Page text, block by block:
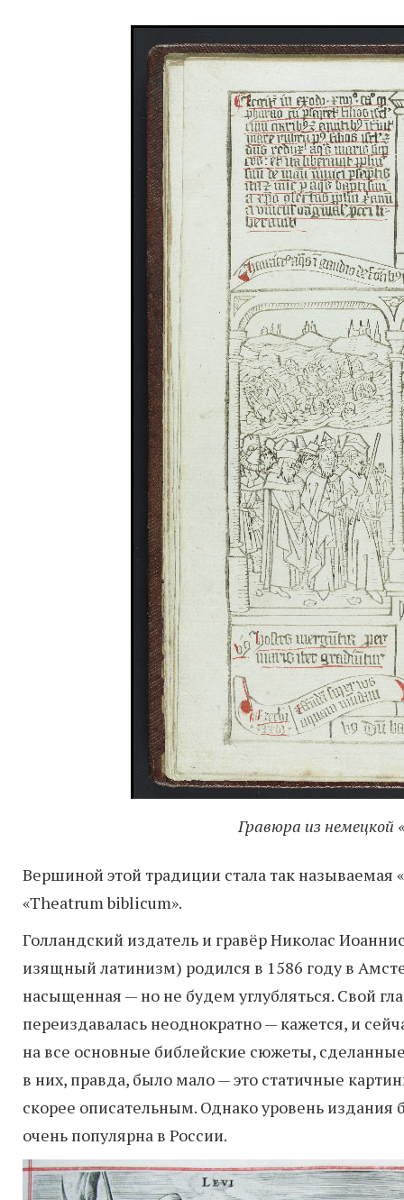
Гравюра из немецкой
Вершиной этой традиции стала так называемая
«Theatrum biblicum».
Голландский издатель и гравёр Николас
изящный латинизм) родился в 1586 году в
насыщенная — но не будем углубляться. Свой
переиздавалась неоднократно — кажется, и
на все основные библейские сюжеты,
в них, правда, было мало — это статичные
скорее описательным. Однако уровень издания
очень популярна в России.